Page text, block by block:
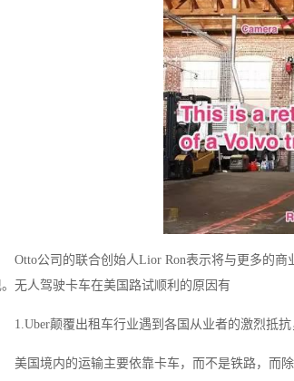
Otto公司的联合创始人Lior Ron表示将与更多的
无人驾驶卡车在美国路试顺利的原因有
1.Uber颠覆出租车行业遇到各国从业者的激烈抵
美国境内的运输主要依靠卡车，而不是铁路，而